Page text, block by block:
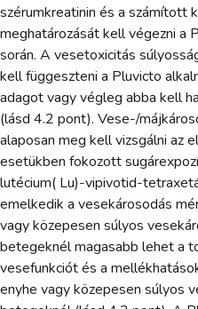
szérumkreatinin és a számított
meghatározását kell végezni a
során. A vesetoxicitás
kell függeszteni a Pluvicto
adagot vagy végleg abba kell
(lásd 4.2 pont). Vese-/
alaposan meg kell vizsgálni az
esetükben fokozott
lutécium( Lu)-vipivotid-
emelkedik a vesekárosodás
vagy közepesen súlyos
betegeknél magasabb lehet a
vesefunkciót és a
enyhe vagy közepesen súlyos